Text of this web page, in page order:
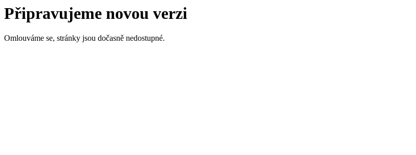
Připravujeme novou verzi
Omlouváme se, stránky jsou dočasně nedostupné.